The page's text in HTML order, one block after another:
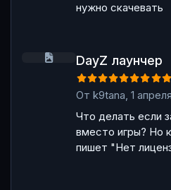
нужно скачевать
DayZ лаунчер
Отk9tana,1
Что делать если
вместо игры? Но
пишет "Нет